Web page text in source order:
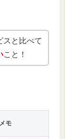
スと比べて
こと！
モ